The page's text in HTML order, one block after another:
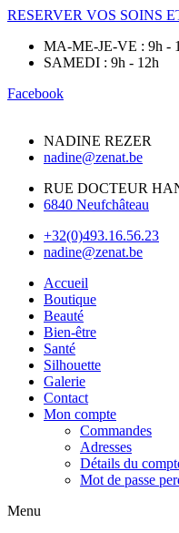
RESERVER VOS SOINS
MA-ME-JE-VE : 9h -
SAMEDI : 9h - 12h
Facebook
NADINE REZER
nadine@zenat.be
RUE DOCTEUR
6840 Neufchâteau
+32(0)493.16.56.23
nadine@zenat.be
Accueil
Boutique
Beauté
Bien-être
Santé
Silhouette
Galerie
Contact
Mon compte
Commandes
Adresses
Détails du
Mot de passe
Menu